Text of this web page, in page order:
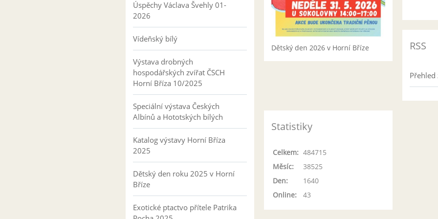
Úspěchy Václava Švehly 01-
2026
Vídeňský bílý
Výstava drobných
hospodářských zvířat ČSCH
Horní Bříza 10/2025
Speciální výstava Českých
Albínů a Hototských bílých
Katalog výstavy Horní Bříza
2025
Dětský den roku 2025 v Horní
Bříze
Exotické ptactvo přítele Patrika
Dětský den 2026 v Horní Bříze RSS
Statistiky
Online: 43
Celkem: 484715
Měsíc:
38525
Den:
1640